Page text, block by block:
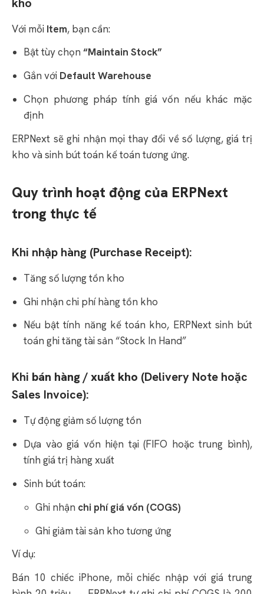
Với mỗi Item, bạn cần:
Bật tùy chọn “Maintain Stock”
Gắn với Default Warehouse
Chọn phương pháp tính giá vốn nếu khác mặc
định
ERPNext sẽ ghi nhận mọi thay đổi về số lượng, giá trị
kho và sinh bút toán kế toán tương ứng.
Quy trình hoạt động của ERPNext
trong thực tế
Khi nhập hàng (Purchase Receipt):
Tăng số lượng tồn kho
Ghi nhận chi phí hàng tồn kho
Nếu bật tính năng kế toán kho, ERPNext sinh bút
toán ghi tăng tài sản “Stock In Hand”
Khi bán hàng / xuất kho (Delivery Note hoặc
Sales Invoice):
Tự động giảm số lượng tồn
Dựa vào giá vốn hiện tại (FIFO hoặc trung bình),
tính giá trị hàng xuất
Sinh bút toán:
Ghi nhận chi phí giá vốn (COGS)
Ghi giảm tài sản kho tương ứng
Ví dụ:
Bán 10 chiếc iPhone, mỗi chiếc nhập với giá trung